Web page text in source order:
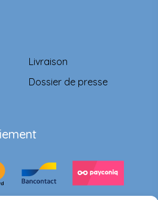
Livraison
Dossier de presse